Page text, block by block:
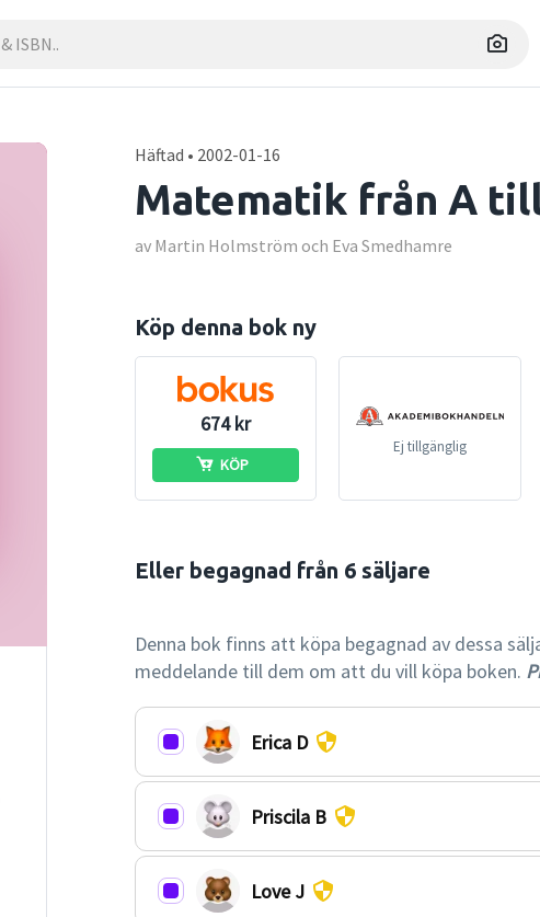
Häftad • 2002-01-16
Matematik från A till
av Martin Holmström och Eva Smedhamre
Köp denna bok ny
674 kr
KÖP
Ej tillgänglig
Eller begagnad från 6 säljare
Denna bok finns att köpa begagnad av dessa
meddelande till dem om att du vill köpa boken.
Erica D
Priscila B
Love J